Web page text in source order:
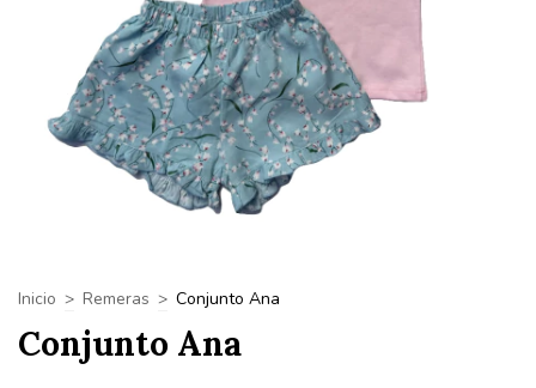
Inicio > Remeras > Conjunto Ana
Conjunto Ana